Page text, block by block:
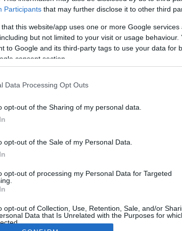
Participants that may further disclose it to other third
that this website/app uses one or more Google
but not limited to your visit or usage behaviour.
to Google and its third-party tags to use your data for
consent section.
Data Processing Opt Outs
opt-out of the Sharing of my personal data.
opt-out of the Sale of my Personal Data.
opt-out of processing my Personal Data for Targeted
opt-out of Collection, Use, Retention, Sale, and/or
Data that Is Unrelated with the Purposes for